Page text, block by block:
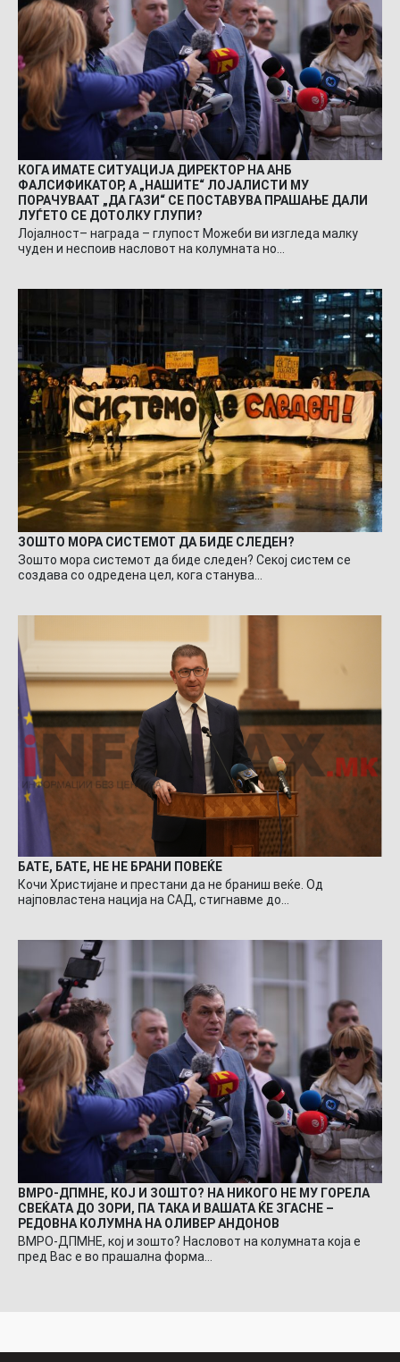
КОГА ИМАТЕ СИТУАЦИЈА ДИРЕКТОР НА АНБ
ФАЛСИФИКАТОР, А „НАШИТЕ“ ЛОЈАЛИСТИ МУ
ПОРАЧУВААТ „ДА ГАЗИ“ СЕ ПОСТАВУВА ПРАШАЊЕ ДАЛИ
ЛУЃЕТО СЕ ДОТОЛКУ ГЛУПИ?
Лојалност– награда – глупост Можеби ви изгледа малку
чуден и неспоив насловот на колумната но…
ЗОШТО МОРА СИСТЕМОТ ДА БИДЕ СЛЕДЕН?
Зошто мора системот да биде следен? Секој систем се
создава со одредена цел, кога станува…
БАТЕ, БАТЕ, НЕ НЕ БРАНИ ПОВЕЌЕ
Кочи Христијане и престани да не браниш веќе. Од
најповластена нација на САД, стигнавме до…
ВМРО-ДПМНЕ, КОЈ И ЗОШТО? НА НИКОГО НЕ МУ ГОРЕЛА
СВЕЌАТА ДО ЗОРИ, ПА ТАКА И ВАШАТА ЌЕ ЗГАСНЕ –
РЕДОВНА КОЛУМНА НА ОЛИВЕР АНДОНОВ
ВМРО-ДПМНЕ, кој и зошто? Насловот на колумната која е
пред Вас е во прашална форма…